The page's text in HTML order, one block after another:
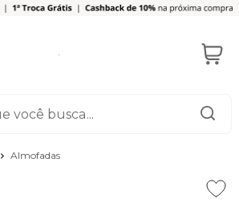
Almofadas